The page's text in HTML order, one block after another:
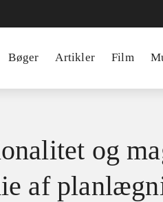
Bøger Artikler Film
og
af